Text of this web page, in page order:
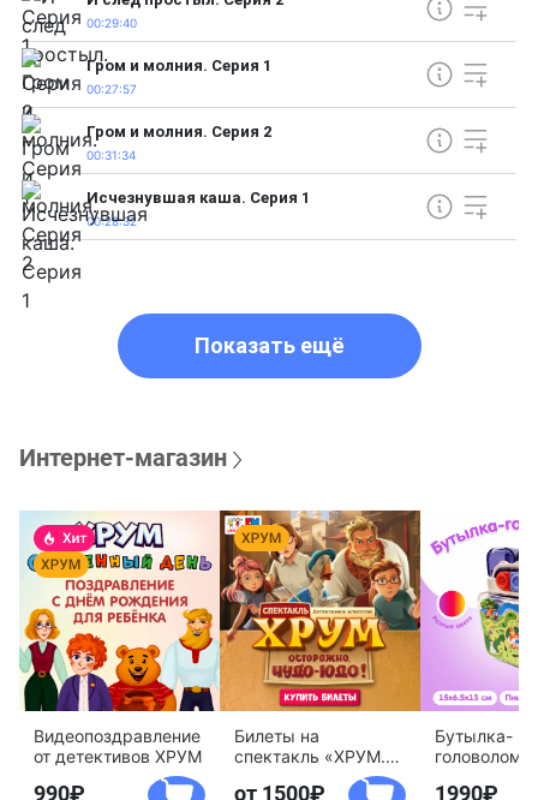
00:29:40
Гром и молния. Серия 1
00:27:57
Гром и молния. Серия 2
00:31:34
Исчезнувшая каша. Серия 1
00:28:32
Показать ещё
Интернет-магазин
Видеопоздравление
от детективов ХРУМ
990
Билеты на
спектакль «ХРУМ.
Осторожно, Чудо-
от 1500
Бутылка-
1990